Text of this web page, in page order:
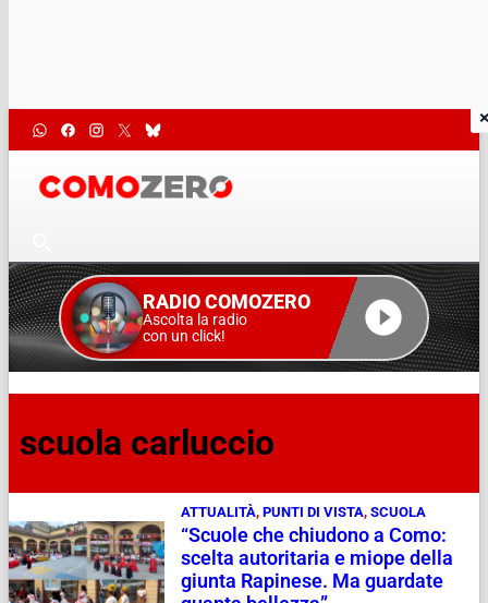
RADIO COMOZERO
Ascolta la radio
con un click!
scuola carluccio
ATTUALITÀ, PUNTI DI VISTA, SCUOLA
“Scuole che chiudono a Como:
scelta autoritaria e miope della
giunta Rapinese. Ma guardate